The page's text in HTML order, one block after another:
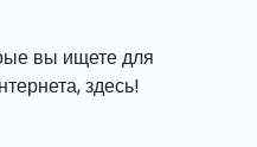
вы ищете для
здесь!